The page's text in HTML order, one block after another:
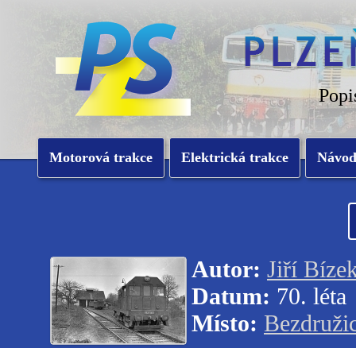
Motorová trakce Elektrická trakce
Autor: Jiří
Datum: 70. léta
Místo: